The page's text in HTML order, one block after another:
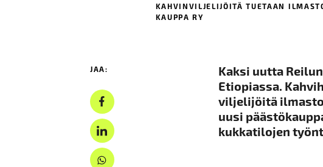
KAHVINVILJELIJÖITÄ TUETAAN
KAUPPA RY
JAA:
Kaksi uutta
Etiopiassa.
viljelijöitä
uusi
kukkatilojen